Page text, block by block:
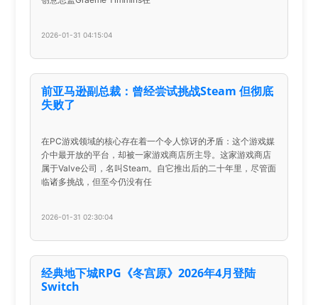
2026-01-31 04:15:04
前亚马逊副总裁：曾经尝试挑战Steam 但彻底
失败了
在PC游戏领域的核心存在着一个令人惊讶的矛盾：这个游戏媒
介中最开放的平台，却被一家游戏商店所主导。这家游戏商店
属于Valve公司，名叫Steam。自它推出后的二十年里，尽管面
临诸多挑战，但至今仍没有任
2026-01-31 02:30:04
经典地下城RPG《冬宫原》2026年4月登陆
Switch